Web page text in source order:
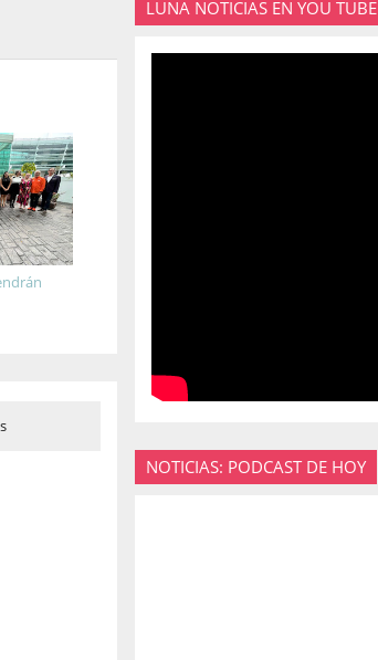
LUNA NOTICIAS EN YOU TUBE
NOTICIAS: PODCAST DE HOY